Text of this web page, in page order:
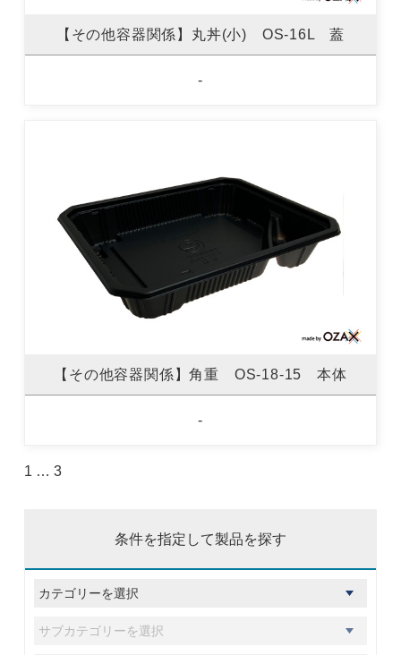
【その他容器関係】丸丼(小) OS-16L 蓋
-
【その他容器関係】角重 OS-18-15 本体
-
1 … 3
条件を指定して製品を探す